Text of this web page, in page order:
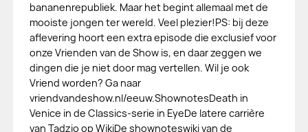
bananenrepubliek. Maar het begint allemaal met de
mooiste jongen ter wereld. Veel plezier!PS: bij deze
aflevering hoort een extra episode die exclusief voor
onze Vrienden van de Show is, en daar zeggen we
dingen die je niet door mag vertellen. Wil je ook
Vriend worden? Ga naar
vriendvandeshow.nl/eeuw.ShownotesDeath in
Venice in de Classics-serie in EyeDe latere carrière
van Tadzio op WikiDe shownoteswiki van de